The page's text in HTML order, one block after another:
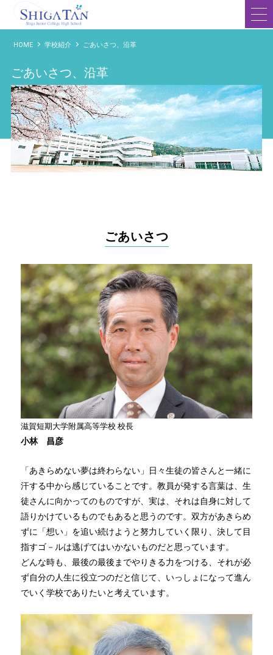
滋賀短期大学附属高等学校
HOME
学校紹介 ごあいさつ、沿革
ごあいさつ、沿革
ごあいさつ
滋賀短期大学附属高等学校 校長
小林 昌彦
「あきらめない夢は終わらない」日々生徒の皆さんと一緒に
汗する中から感じていることです。教員が発する言葉は、生
徒さんに向かってのものですが、実は、それは自身に対して
語りかけているものでもあると思うのです。双方があきらめ
ずに「想い」を追い続けようと努力していく限り、決して目
指すゴ－ルは逃げてはいかないものだと思っています。
どんな時も、最後の最後までやりきる力をつける、それが必
ず自分の人生に役立つのだと信じて、いっしょになって進ん
でいく学校でありたいと考えています。